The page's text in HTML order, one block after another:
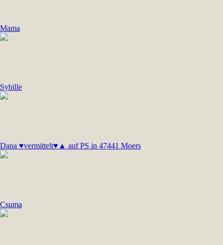
Mama
Sybille
Dana ♥vermittelt♥▲ auf PS in 47441 Moers
Csuma